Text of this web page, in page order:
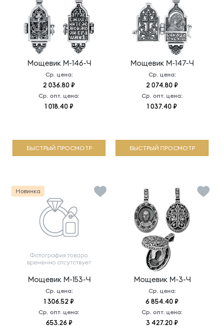
Мощевик М-146-Ч
Ср. цена:
2 036.80 ₽
Ср. опт. цена:
1 018.40 ₽
БЫСТРЫЙ ПРОСМОТР
Мощевик М-147-Ч
Ср. цена:
2 074.80 ₽
Ср. опт. цена:
1 037.40 ₽
БЫСТРЫЙ ПРОСМОТР
Мощевик М-153-Ч
Ср. цена:
1 306.52 ₽
Ср. опт. цена:
653.26 ₽
Новинка
Мощевик М-3-Ч
Ср. цена:
6 854.40 ₽
Ср. опт. цена:
3 427.20 ₽